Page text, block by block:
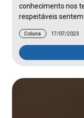
conhecimento nos
respeitáveis
Coluna 17/07/2023